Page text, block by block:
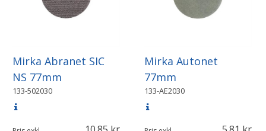
Mirka Abranet SIC
NS 77mm
133-502030
Mirka Autonet
77mm
133-AE2030